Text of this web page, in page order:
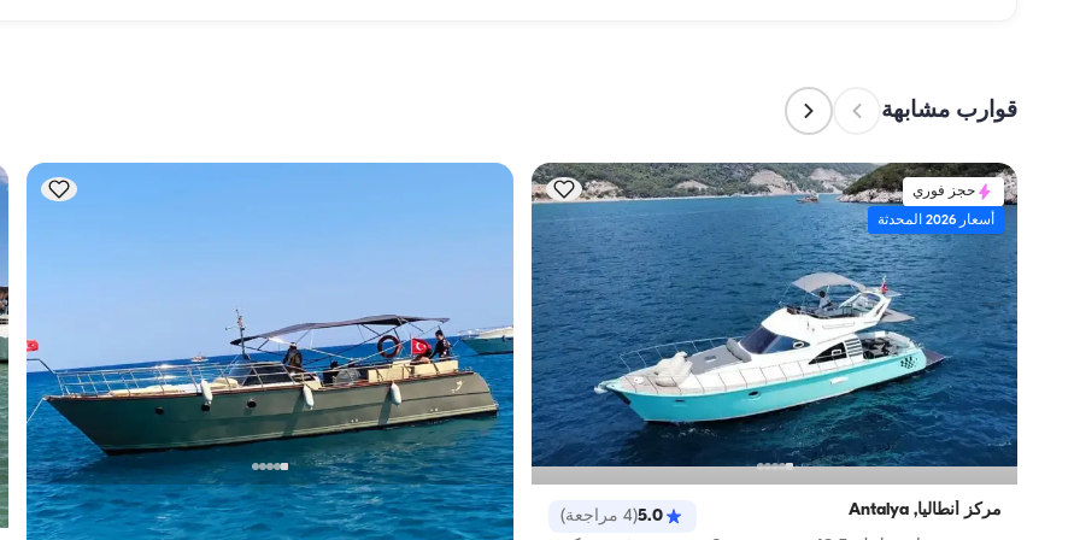
قوارب مشابهة
حجز فوري
أسعار 2026 المحدثة
مركز أنطاليا, Antalya 5.0
(
4 مراجعة) مركز أنطاليا, Antalya 5.0
(
1 مراجعة)